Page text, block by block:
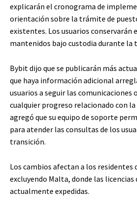
explicarán el cronograma de
orientación sobre la trámite de
existentes. Los usuarios conservarán
mantenidos bajo custodia durante la
Bybit dijo que se publicarán más
que haya información adicional
usuarios a seguir las comunicaciones
cualquier progreso relacionado con
agregó que su equipo de soporte
para atender las consultas de los
transición.
Los cambios afectan a los residentes
excluyendo Malta, donde las licencias
actualmente expedidas.